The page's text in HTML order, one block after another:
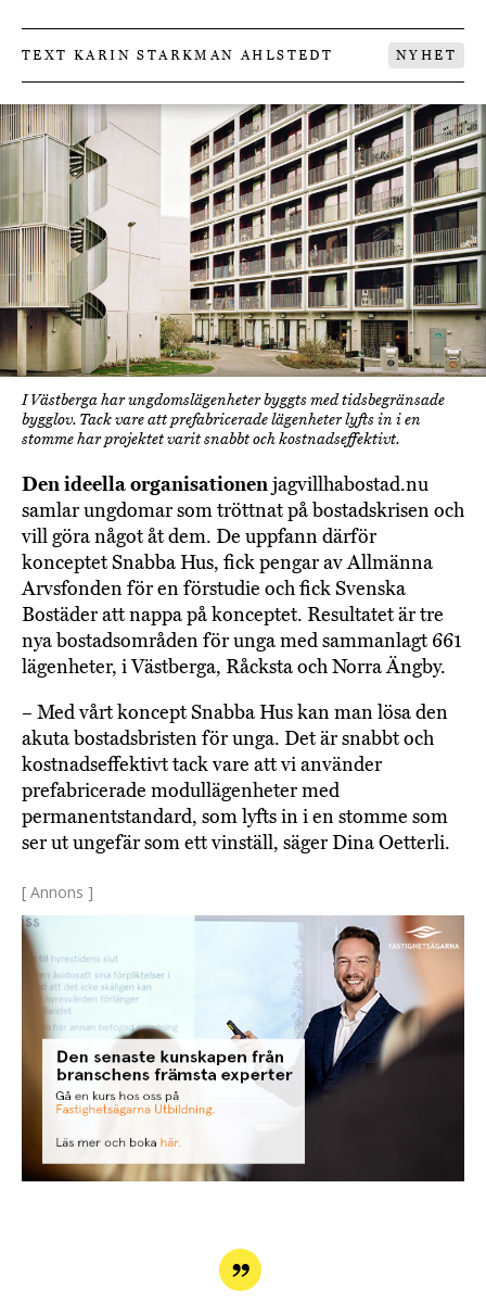
TEXT KARIN STARKMAN AHLSTEDT NYHET
I Västberga har ungdomslägenheter byggts med tidsbegränsade
bygglov. Tack vare att prefabricerade lägenheter lyfts in i en
stomme har projektet varit snabbt och kostnadseffektivt.
Den ideella organisationenjagvillhabostad.nu
samlar ungdomar som tröttnat på bostadskrisen och
vill göra något åt dem. De uppfann därför
konceptet Snabba Hus, fick pengar av Allmänna
Arvsfonden för en förstudie och fick Svenska
Bostäder att nappa på konceptet. Resultatet är tre
nya bostadsområden för unga med sammanlagt 661
lägenheter, i Västberga, Råcksta och Norra Ängby.
– Med vårt koncept Snabba Hus kan man lösa den
akuta bostadsbristen för unga. Det är snabbt och
kostnadseffektivt tack vare att vi använder
prefabricerade modullägenheter med
permanentstandard, som lyfts in i en stomme som
ser ut ungefär som ett vinställ, säger Dina Oetterli.
[ Annons ]